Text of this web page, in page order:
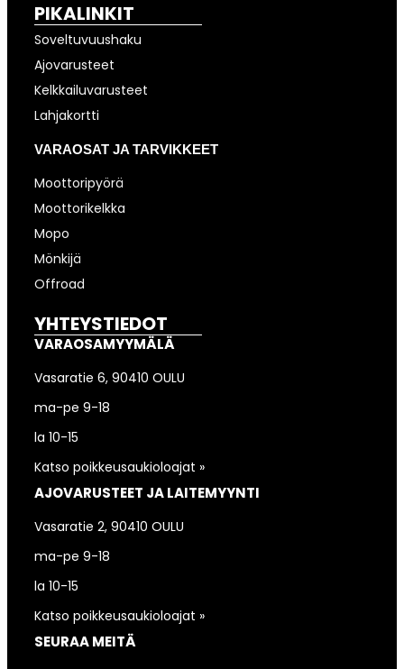
PIKALINKIT
Soveltuvuushaku
Ajovarusteet
Kelkkailuvarusteet
Lahjakortti
VARAOSAT JA TARVIKKEET
Moottoripyörä
Moottorikelkka
Mopo
Mönkijä
Offroad
YHTEYSTIEDOT
VARAOSAMYYMÄLÄ
Vasaratie 6, 90410 OULU
ma-pe 9-18
la 10-15
Katso poikkeusaukioloajat »
AJOVARUSTEET JA LAITEMYYNTI
Vasaratie 2, 90410 OULU
ma-pe 9-18
la 10-15
Katso poikkeusaukioloajat »
SEURAA MEITÄ